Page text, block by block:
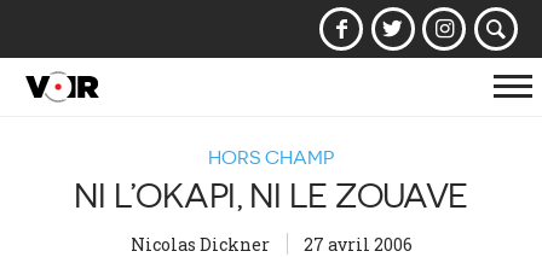
HORS CHAMP
NI L’OKAPI, NI LE ZOUAVE
Nicolas Dickner 27 avril 2006